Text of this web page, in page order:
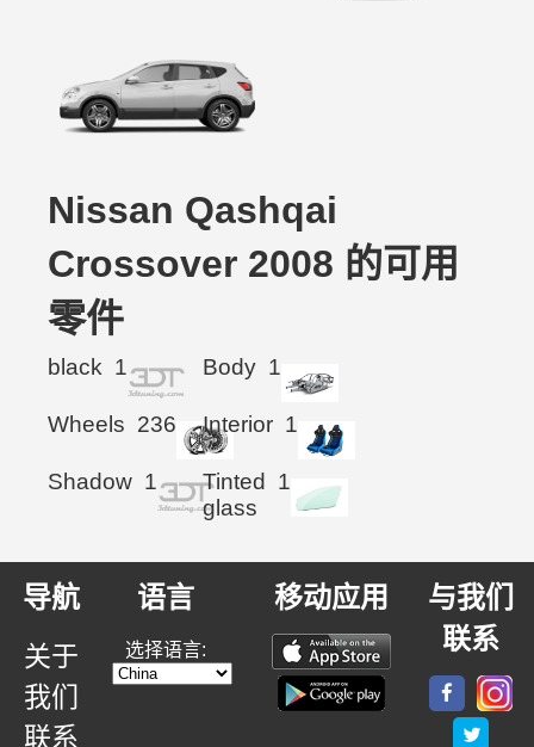
Nissan Qashqai
Crossover 2008 的可用
零件
black 1 Body 1
Wheels 236 Interior 1
Shadow 1
Tinted
glass
1
导航
关于
我们
联系
语言
选择语言:
移动应用
与我们
联系